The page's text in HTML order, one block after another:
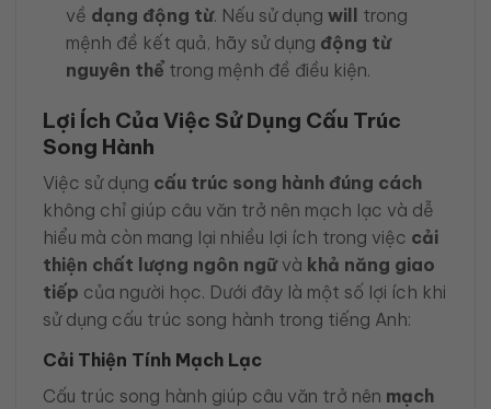
về dạng động từ. Nếu sử dụng will trong
mệnh đề kết quả, hãy sử dụng động từ
nguyên thểtrong mệnh đề điều kiện.
Lợi Ích Của Việc Sử Dụng Cấu Trúc
Song Hành
Việc sử dụng cấu trúc song hành đúng cách
không chỉ giúp câu văn trở nên mạch lạc và dễ
hiểu mà còn mang lại nhiều lợi ích trong việc cải
thiện chất lượng ngôn ngữvà khả năng giao
tiếp của người học. Dưới đây là một số lợi ích khi
sử dụng cấu trúc song hành trong tiếng Anh:
Cải Thiện Tính Mạch Lạc
Cấu trúc song hành giúp câu văn trở nên mạch